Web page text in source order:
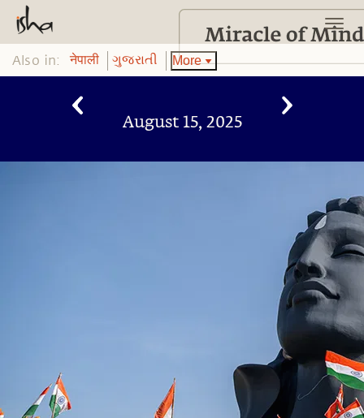
Also in: नेपाली ગુજરાતી More
August 15, 2025